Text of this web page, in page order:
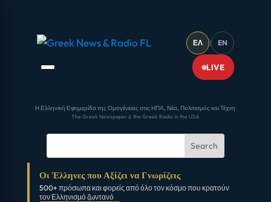
ΕΛ | EN
LIVE
Η Ελληνική Εφημερίδα της Ομογένειας στις ΗΠΑ, Νέα, Πολιτισμός και Τέχνη
The Greek Newspaper & the Greek Radio in the USA
Οι Έλληνες που Αξίζει να Γνωρίζεις
500+ πρόσωπα και φορείς από όλο τον κόσμο που κρατούν
τον Ελληνισμό ζωντανό